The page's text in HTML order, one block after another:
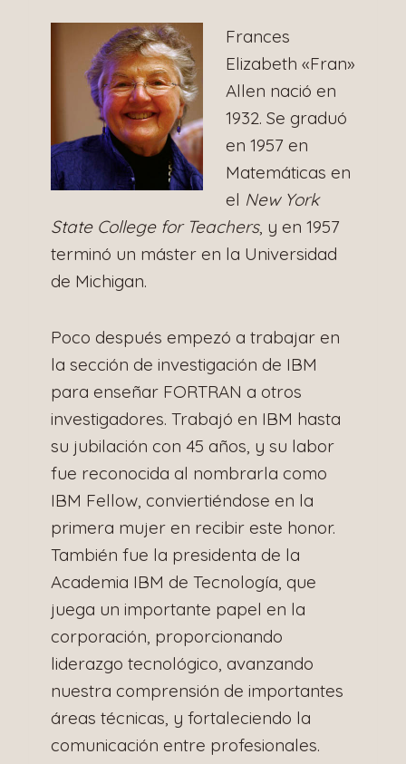
Frances
Elizabeth «Fran»
Allen nació en
1932. Se graduó
en 1957 en
Matemáticas en
el New York
State College for Teachers, y en 1957
terminó un máster en la Universidad
de Michigan.
Poco después empezó a trabajar en
la sección de investigación de IBM
para enseñar FORTRAN a otros
investigadores. Trabajó en IBM hasta
su jubilación con 45 años, y su labor
fue reconocida al nombrarla como
IBM Fellow, conviertiéndose en la
primera mujer en recibir este honor.
También fue la presidenta de la
Academia IBM de Tecnología, que
juega un importante papel en la
corporación, proporcionando
liderazgo tecnológico, avanzando
nuestra comprensión de importantes
áreas técnicas, y fortaleciendo la
comunicación entre profesionales.